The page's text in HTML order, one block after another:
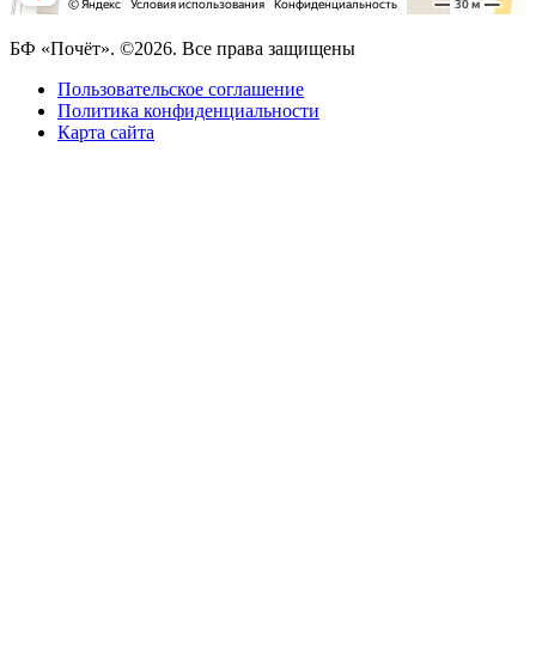
БФ «Почёт». ©2026. Все права защищены
Пользовательское соглашение
Политика конфиденциальности
Карта сайта